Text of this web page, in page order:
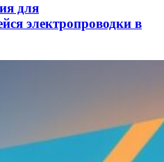
для
электропроводки в